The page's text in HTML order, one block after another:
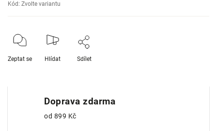
Kód: Zvolte variantu
Zeptat se Hlídat Sdílet
Doprava zdarma
od 899 Kč